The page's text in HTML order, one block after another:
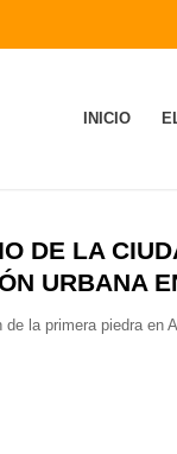
INICIO
DE LA
URBANA
la primera piedra en